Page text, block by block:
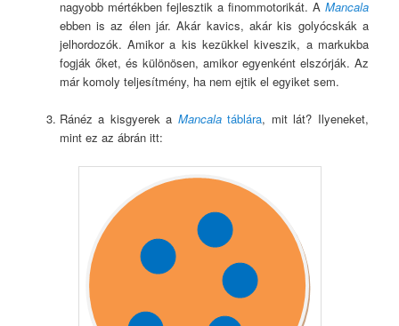
nagyobb mértékben fejlesztik a finommotorikát. A Mancala
ebben is az élen jár. Akár kavics, akár kis golyócskák a
jelhordozók. Amikor a kis kezükkel kiveszik, a markukba
fogják őket, és különösen, amikor egyenként elszórják. Az
már komoly teljesítmény, ha nem ejtik el egyiket sem.
Ránéz a kisgyerek a Mancalatáblára, mit lát? Ilyeneket,
mint ez az ábrán itt: